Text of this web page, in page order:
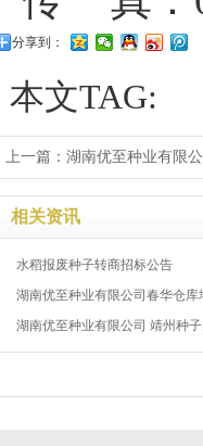
分享到：
本文TAG:
上一篇： 湖南优至种业有限
相关资讯
水稻报废种子转商招标公告
湖南优至种业有限公司春华仓库
湖南优至种业有限公司 靖州种